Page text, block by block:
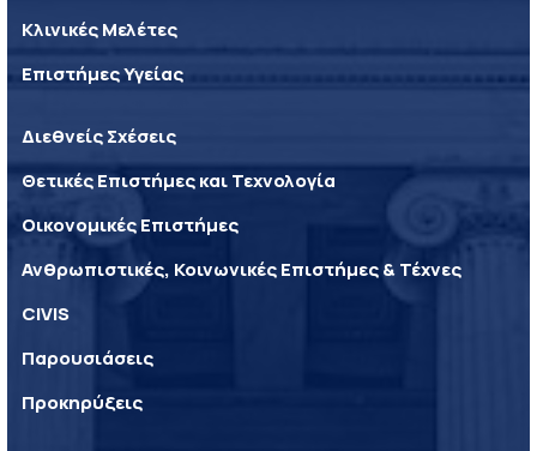
Κλινικές Μελέτες
Επιστήμες Υγείας
Διεθνείς Σχέσεις
Θετικές Επιστήμες και Τεχνολογία
Οικονομικές Επιστήμες
Ανθρωπιστικές, Κοινωνικές Επιστήμες & Τέχνες
CIVIS
Παρουσιάσεις
Προκηρύξεις